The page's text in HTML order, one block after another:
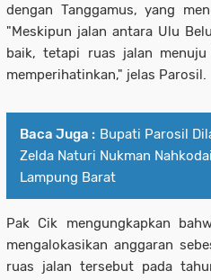
dengan Tanggamus, yang
"Meskipun jalan antara Ulu
baik, tetapi ruas jalan
memperihatinkan," jelas Parosil.
Baca Juga : Bupati Parosil
Zelda Naturi Nukman
Lampung Barat
Pak Cik mengungkapkan
mengalokasikan anggaran
ruas jalan tersebut pada